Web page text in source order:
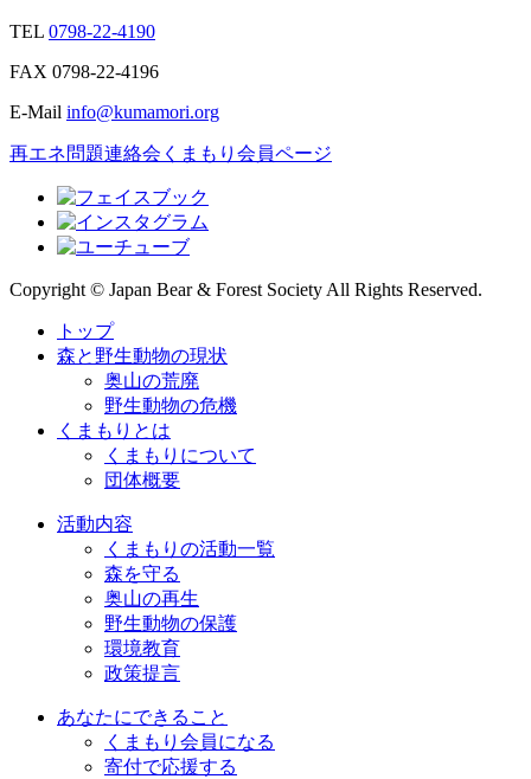
TEL 0798-22-4190
FAX 0798-22-4196
E-Mail info@kumamori.org
再エネ問題連絡会 くまもり会員ページ
Copyright © Japan Bear & Forest Society All Rights Reserved.
トップ
森と野生動物の現状
奥山の荒廃
野生動物の危機
くまもりとは
くまもりについて
団体概要
活動内容
くまもりの活動一覧
森を守る
奥山の再生
野生動物の保護
環境教育
政策提言
あなたにできること
くまもり会員になる
寄付で応援する